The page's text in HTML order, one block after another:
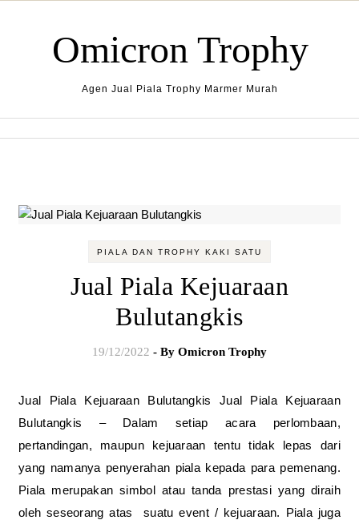
Omicron Trophy
Agen Jual Piala Trophy Marmer Murah
PIALA DAN TROPHY KAKI SATU
Jual Piala Kejuaraan
Bulutangkis
19/12/2022 - By Omicron Trophy
Jual Piala Kejuaraan Bulutangkis Jual Piala Kejuaraan
Bulutangkis – Dalam setiap acara perlombaan,
pertandingan, maupun kejuaraan tentu tidak lepas dari
yang namanya penyerahan piala kepada para pemenang.
Piala merupakan simbol atau tanda prestasi yang diraih
oleh seseorang atas suatu event / kejuaraan. Piala juga